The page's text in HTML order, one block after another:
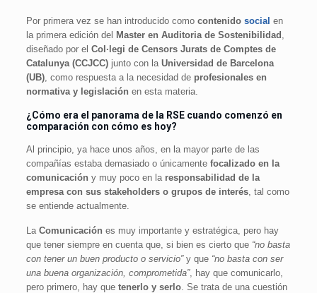
Por primera vez se han introducido comocontenidosocial en
la primera edición del Master en Auditoria de Sostenibilidad
diseñado por elCol·legi de Censors Jurats de Comptes de
Catalunya (CCJCC) junto con laUniversidad de Barcelona
(UB) , como respuesta a la necesidad de profesionales en
normativa y legislación en esta materia.
¿Cómo era el panorama de la RSE cuando comenzó en
comparación con cómo es hoy?
Al principio, ya hace unos años, en la mayor parte de las
compañías estaba demasiado o únicamentefocalizado en la
comunicación y muy poco en la responsabilidad de la
empresa con sus stakeholders o grupos de interés , tal como
se entiende actualmente.
LaComunicación es muy importante y estratégica, pero hay
que tener siempre en cuenta que, si bien es cierto que “no basta
con tener un buen producto o servicio”y que “no basta con ser
una buena organización, comprometida”, hay que comunicarlo,
pero primero, hay quetenerlo y serlo . Se trata de una cuestión